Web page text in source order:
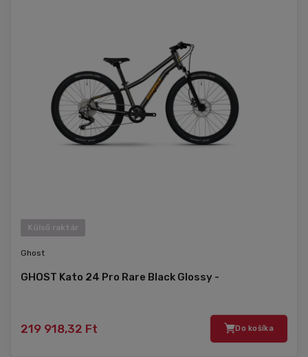
Külső raktár
Ghost
GHOST Kato 24 Pro Rare Black Glossy -
219 918,32 Ft Do košíka